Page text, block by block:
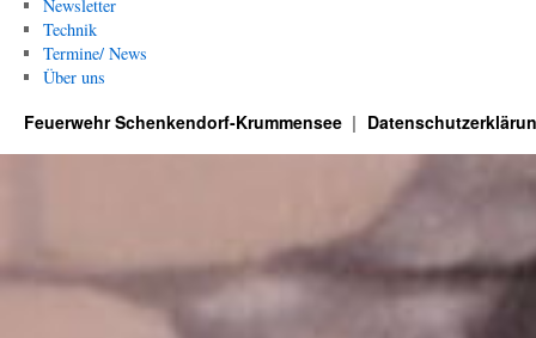
Newsletter
Technik
Termine/ News
Über uns
Feuerwehr Schenkendorf-Krummensee